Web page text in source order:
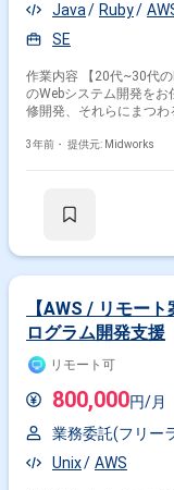
Java
Ruby
SE
作業内容 【20代~30代
のWebシステム開発をお任せいたします。
修開発、それらにまつわ
3年前・ 提供元: Midworks
【AWS / リモー
ログラム開発支援
リモート可
800,000円/月
業務委託(フリー
Unix
AWS